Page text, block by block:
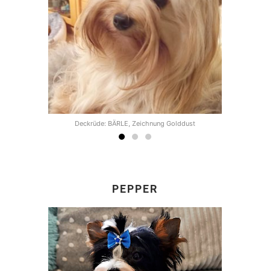
Deckrüde: BÄRLE, Zeichnung Golddust
PEPPER